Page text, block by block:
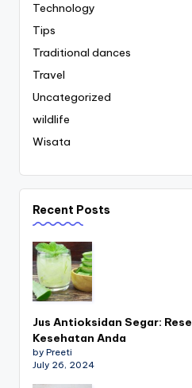
Technology
Tips
Traditional dances
Travel
Uncategorized
wildlife
Wisata
Recent Posts
Jus Antioksidan Segar:
Kesehatan Anda
by Preeti
July 26, 2024